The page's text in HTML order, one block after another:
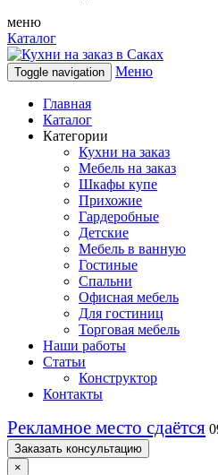
меню
Каталог
Toggle navigation Меню
Главная
Каталог
Категории
Кухни на заказ
Мебель на заказ
Шкафы купе
Прихожие
Гардеробные
Детские
Мебель в ванную
Гостиные
Спальни
Офисная мебель
Для гостиниц
Торговая мебель
Наши работы
Статьи
Конструктор
Контакты
Рекламное место сдаётся
Заказать консультацию
×